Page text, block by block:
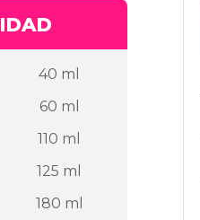
40 ml
60 ml
110 ml
125 ml
180 ml